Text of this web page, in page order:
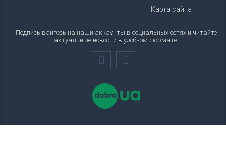
Карта сайта
Подписывайтесь на наши аккаунты в социальных сетях и читайте
актуальные новости в удобном формате.